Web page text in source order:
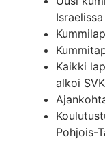
Israelissa
Kaikki
alkoi
Pohjois-